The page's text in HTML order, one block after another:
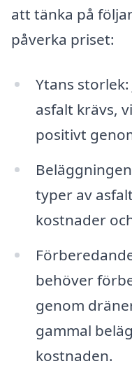
att tänka på
påverka priset:
Ytans
asfalt krävs,
positivt
typer av
kostnader
behöver
genom
gammal
kostnaden.